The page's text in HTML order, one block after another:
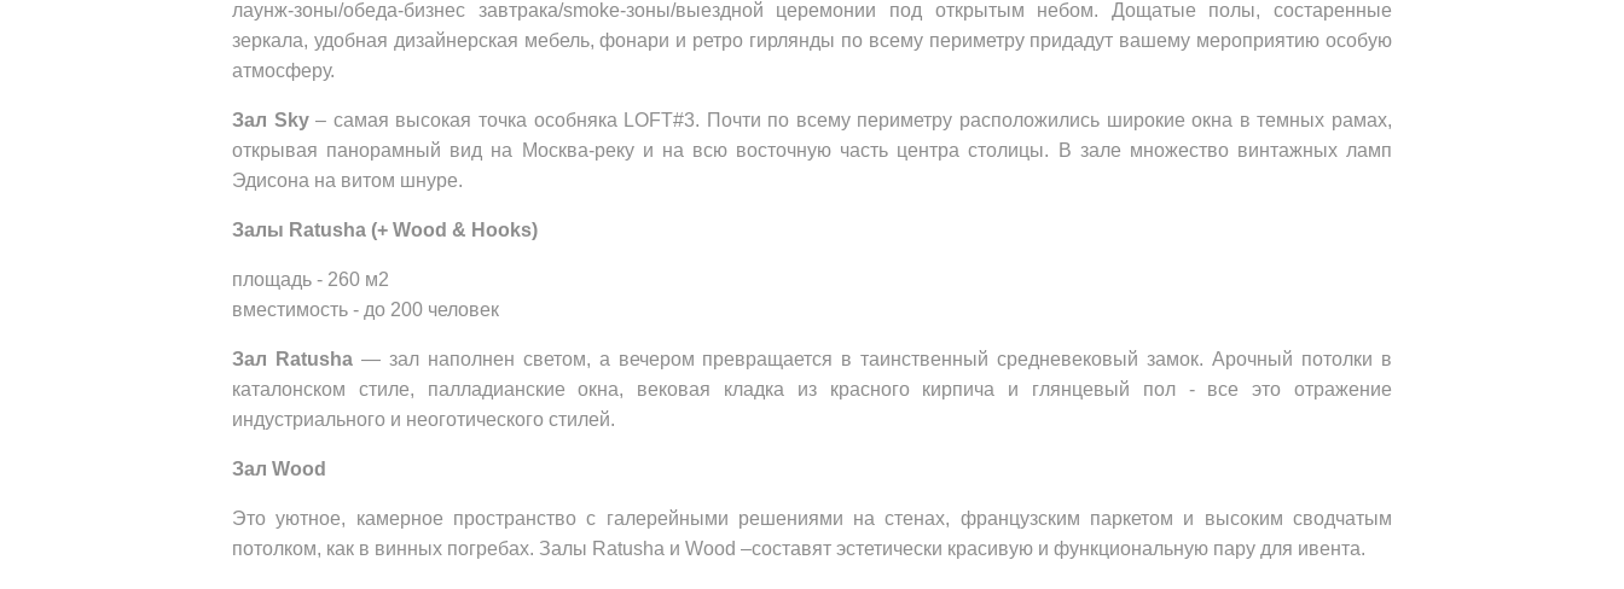
лаунж-зоны/обеда-бизнес завтрака/smoke-зоны/выездной церемонии под открытым небом. Дощатые полы, состаренные
зеркала, удобная дизайнерская мебель, фонари и ретро гирлянды по всему периметру придадут вашему мероприятию особую
атмосферу.
Зал Sky – самая высокая точка особняка LOFT#3. Почти по всему периметру расположились широкие окна в темных рамах,
открывая панорамный вид на Москва-реку и на всю восточную часть центра столицы. В зале множество винтажных ламп
Эдисона на витом шнуре.
Залы Ratusha (+ Wood & Hooks)
площадь - 260 м2
вместимость - до 200 человек
Зал Ratusha — зал наполнен светом, а вечером превращается в таинственный средневековый замок. Арочный потолки в
каталонском стиле, палладианские окна, вековая кладка из красного кирпича и глянцевый пол - все это отражение
индустриального и неоготического стилей.
Зал Wood
Это уютное, камерное пространство с галерейными решениями на стенах, французским паркетом и высоким сводчатым
потолком, как в винных погребах. Залы Ratusha и Wood –составят эстетически красивую и функциональную пару для ивента.